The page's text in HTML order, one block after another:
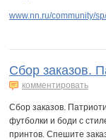
www.nn.ru/community/
Сбор заказов.
комментировать
Сбор заказов.
футболки и боди с
принтов. Спешите